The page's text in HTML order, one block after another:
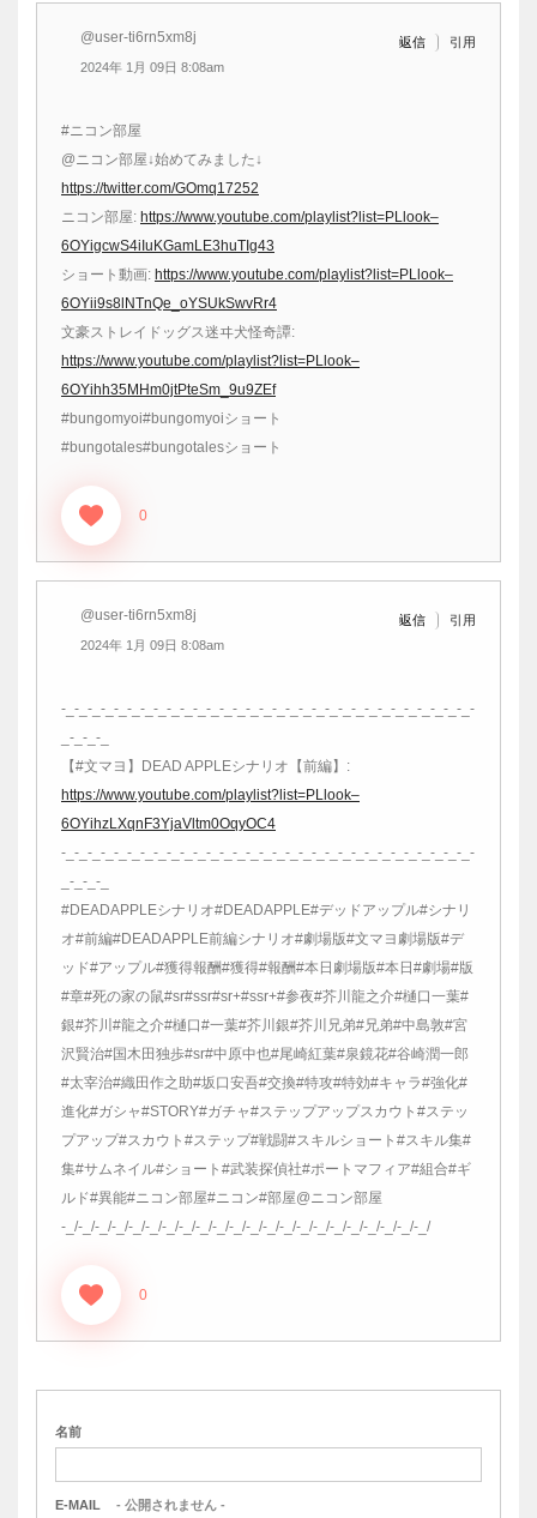
@user-ti6rn5xm8j
2024年 1月 09日 8:08am
返信 引用
#ニコン部屋
@ニコン部屋↓始めてみました↓
https://twitter.com/GOmq17252
ニコン部屋: https://www.youtube.com/playlist?list=PLlook–
6OYigcwS4iIuKGamLE3huTIg43
ショート動画: https://www.youtube.com/playlist?list=PLlook–
6OYii9s8lNTnQe_oYSUkSwvRr4
文豪ストレイドッグス迷ヰ犬怪奇譚:
https://www.youtube.com/playlist?list=PLlook–
6OYihh35MHm0jtPteSm_9u9ZEf
#bungomyoi#bungomyoiショート
#bungotales#bungotalesショート
0
@user-ti6rn5xm8j
2024年 1月 09日 8:08am
返信 引用
-_-_-_-_-_-_-_-_-_-_-_-_-_-_-_-_-_-_-_-_-_-_-_-_-_-_-_-_-_-_-_-
_-_-_-_
【#文マヨ】DEAD APPLEシナリオ【前編】:
https://www.youtube.com/playlist?list=PLlook–
6OYihzLXqnF3YjaVltm0OqyOC4
-_-_-_-_-_-_-_-_-_-_-_-_-_-_-_-_-_-_-_-_-_-_-_-_-_-_-_-_-_-_-_-
_-_-_-_
#DEADAPPLEシナリオ#DEADAPPLE#デッドアップル#シナリ
オ#前編#DEADAPPLE前編シナリオ#劇場版#文マヨ劇場版#デ
ッド#アップル#獲得報酬#獲得#報酬#本日劇場版#本日#劇場#版
#章#死の家の鼠#sr#ssr#sr+#ssr+#参夜#芥川龍之介#樋口一葉#
銀#芥川#龍之介#樋口#一葉#芥川銀#芥川兄弟#兄弟#中島敦#宮
沢賢治#国木田独歩#sr#中原中也#尾崎紅葉#泉鏡花#谷崎潤一郎
#太宰治#織田作之助#坂口安吾#交換#特攻#特効#キャラ#強化#
進化#ガシャ#STORY#ガチャ#ステップアップスカウト#ステッ
プアップ#スカウト#ステップ#戦闘#スキルショート#スキル集#
集#サムネイル#ショート#武装探偵社#ポートマフィア#組合#ギ
ルド#異能#ニコン部屋#ニコン#部屋@ニコン部屋
-_/-_/-_/-_/-_/-_/-_/-_/-_/-_/-_/-_/-_/-_/-_/-_/-_/-_/-_/-_/-_/-_/
0
名前
E-MAIL - 公開されません -